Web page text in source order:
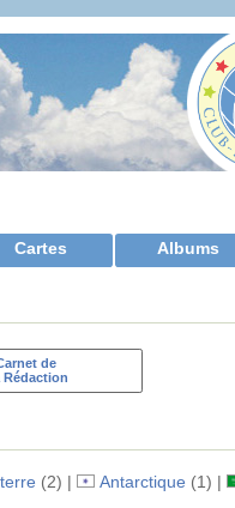
Cartes Albums
de
Rédaction
(2) | Antarctique (1) |